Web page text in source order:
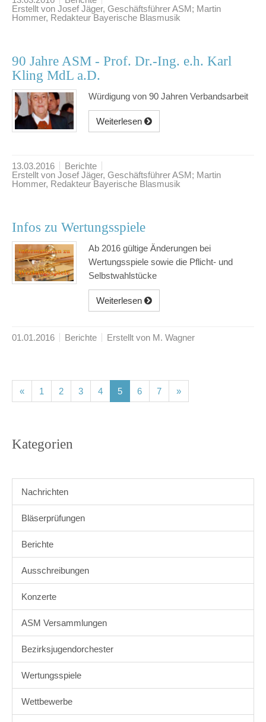
Erstellt von Josef Jäger, Geschäftsführer ASM; Martin
Hommer, Redakteur Bayerische Blasmusik
90 Jahre ASM - Prof. Dr.-Ing. e.h. Karl
Kling MdL a.D.
Würdigung von 90 Jahren Verbandsarbeit
Weiterlesen
13.03.2016
Berichte
Erstellt von Josef Jäger, Geschäftsführer ASM; Martin
Hommer, Redakteur Bayerische Blasmusik
Infos zu Wertungsspiele
Ab 2016 gültige Änderungen bei
Wertungsspiele sowie die Pflicht- und
Selbstwahlstücke
Weiterlesen
01.01.2016 Berichte Erstellt von M. Wagner
« 1 (current)
2(current)
3(current)
4(current)
5(current)
6(current)
7(current)
»
Kategorien
Nachrichten
Bläserprüfungen
Berichte
Ausschreibungen
Konzerte
ASM Versammlungen
Bezirksjugendorchester
Wertungsspiele
Wettbewerbe